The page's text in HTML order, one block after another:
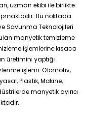
uzman ekibi ile birlikte
Bu noktada
Savunma Teknolojileri
manyetik temizleme
işlemlerine kısaca
üretimini yaptığı
işlemi. Otomotiv,
Plastik, Makine,
manyetik ayırıcı